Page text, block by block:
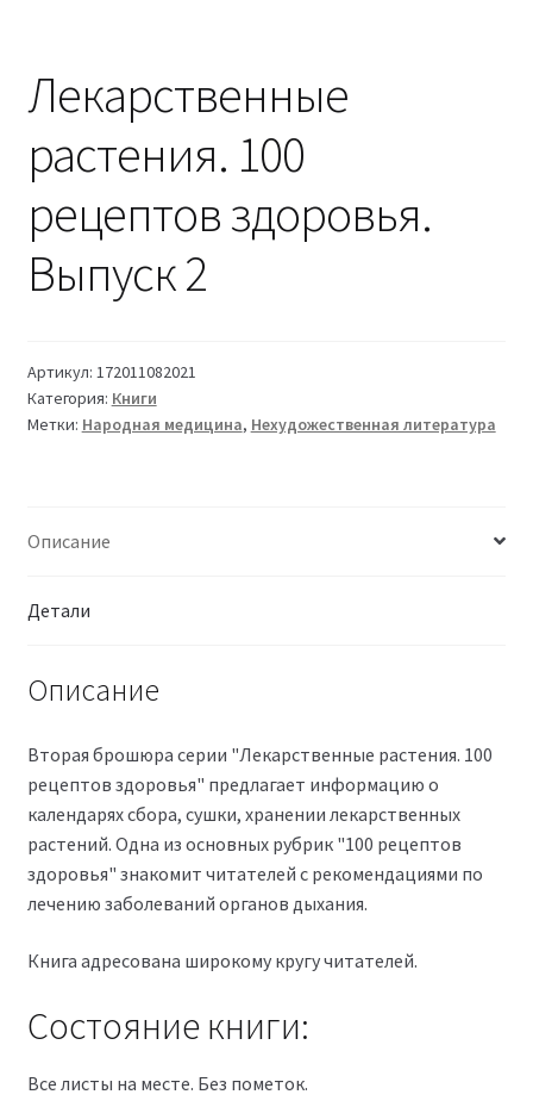
Лекарственные
растения. 100
рецептов здоровья.
Выпуск 2
Артикул: 172011082021
Категория: Книги
Метки: Народная медицина, Нехудожественная литература
Описание
Детали
Описание
Вторая брошюра серии "Лекарственные растения. 100
рецептов здоровья" предлагает информацию о
календарях сбора, сушки, хранении лекарственных
растений. Одна из основных рубрик "100 рецептов
здоровья" знакомит читателей с рекомендациями по
лечению заболеваний органов дыхания.
Книга адресована широкому кругу читателей.
Состояние книги:
Все листы на месте. Без пометок.